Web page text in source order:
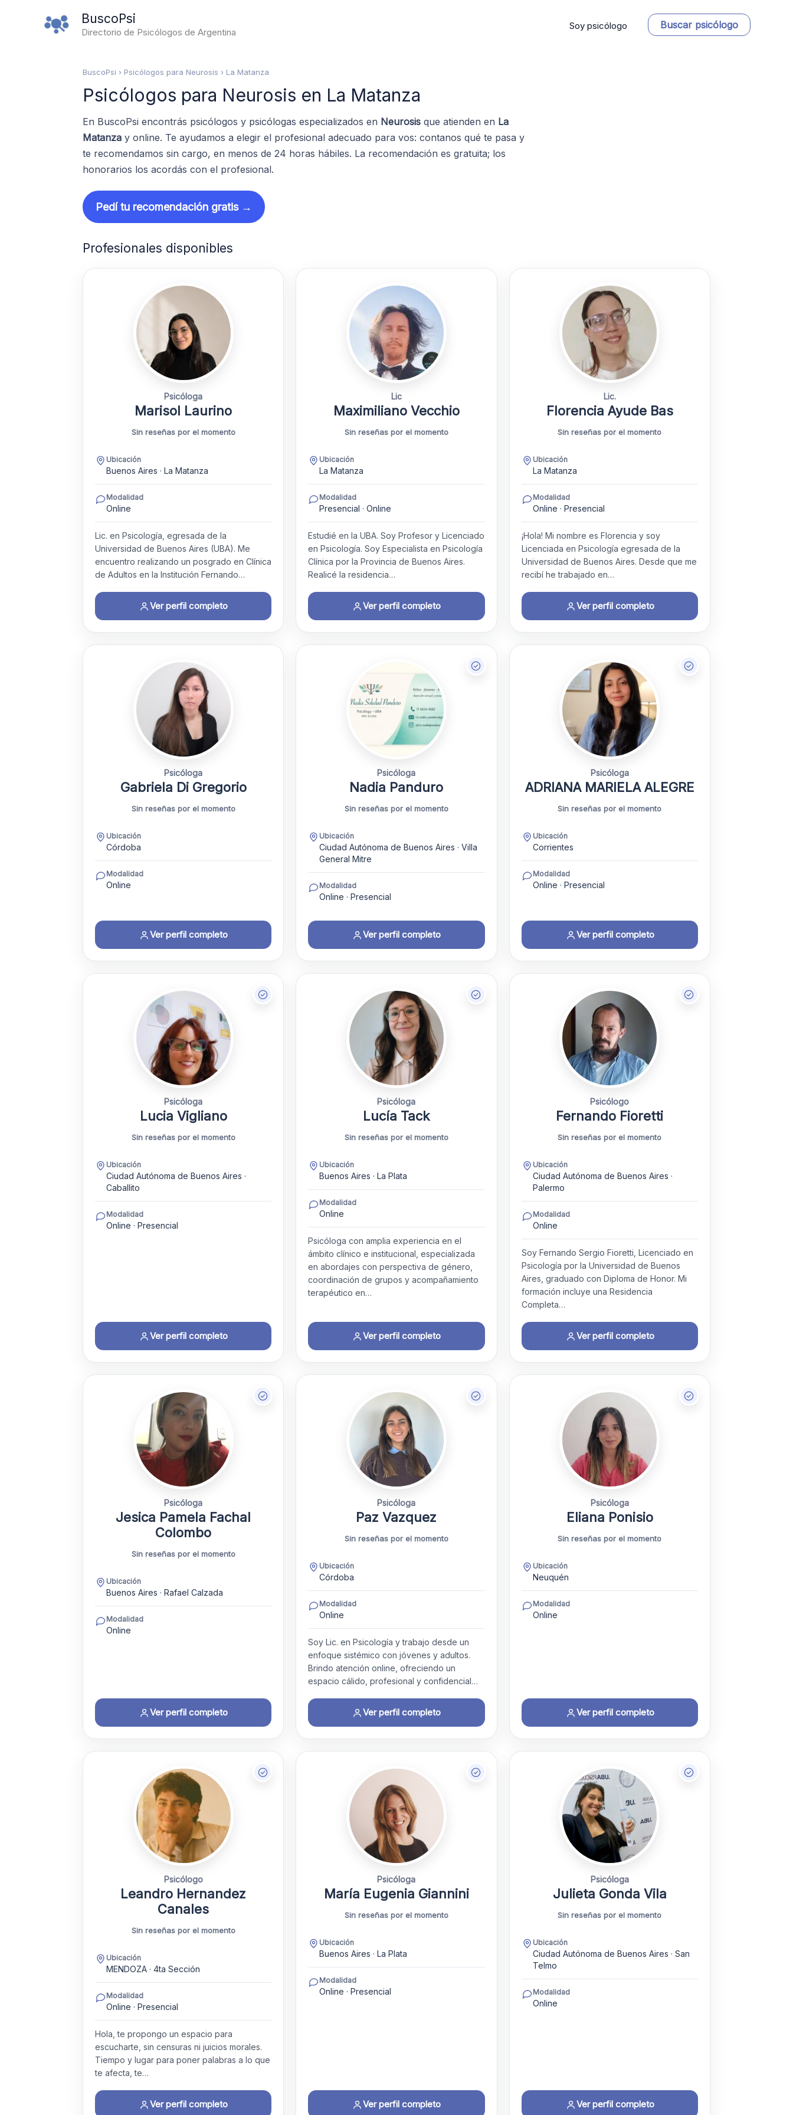
BuscoPsi
Directorio de Psicólogos de Argentina
Soy psicólogo Buscar psicólogo
BuscoPsi › Psicólogos para Neurosis › La Matanza
Psicólogos para Neurosis en La Matanza
En BuscoPsi encontrás psicólogos y psicólogas especializados en Neurosis que atienden en La
Matanza y online. Te ayudamos a elegir el profesional adecuado para vos: contanos qué te pasa y
te recomendamos sin cargo, en menos de 24 horas hábiles. La recomendación es gratuita; los
honorarios los acordás con el profesional.
Pedí tu recomendación gratis →
Profesionales disponibles
Psicóloga
Marisol Laurino
Sin reseñas por el momento
Ubicación
Buenos Aires · La Matanza
Modalidad
Online
Lic. en Psicología, egresada de la
Universidad de Buenos Aires (UBA). Me
encuentro realizando un posgrado en Clínica
de Adultos en la Institución Fernando…
Ver perfil completo
Lic
Maximiliano Vecchio
Sin reseñas por el momento
Ubicación
La Matanza
Modalidad
Presencial · Online
Estudié en la UBA. Soy Profesor y Licenciado
en Psicología. Soy Especialista en Psicología
Clínica por la Provincia de Buenos Aires.
Realicé la residencia…
Ver perfil completo
Lic.
Florencia Ayude Bas
Sin reseñas por el momento
Ubicación
La Matanza
Modalidad
Online · Presencial
¡Hola! Mi nombre es Florencia y soy
Licenciada en Psicología egresada de la
Universidad de Buenos Aires. Desde que me
recibí he trabajado en…
Ver perfil completo
Psicóloga
Gabriela Di Gregorio
Sin reseñas por el momento
Ubicación
Córdoba
Modalidad
Online
Ver perfil completo
Psicóloga
Nadia Panduro
Sin reseñas por el momento
Ubicación
Ciudad Autónoma de Buenos Aires · Villa
General Mitre
Modalidad
Online · Presencial
Ver perfil completo
Psicóloga
ADRIANA MARIELA ALEGRE
Sin reseñas por el momento
Ubicación
Corrientes
Modalidad
Online · Presencial
Ver perfil completo
Psicóloga
Lucia Vigliano
Sin reseñas por el momento
Ubicación
Ciudad Autónoma de Buenos Aires ·
Caballito
Modalidad
Online · Presencial
Ver perfil completo
Psicóloga
Lucía Tack
Sin reseñas por el momento
Ubicación
Buenos Aires · La Plata
Modalidad
Online
Psicóloga con amplia experiencia en el
ámbito clínico e institucional, especializada
en abordajes con perspectiva de género,
coordinación de grupos y acompañamiento
terapéutico en…
Ver perfil completo
Psicólogo
Fernando Fioretti
Sin reseñas por el momento
Ubicación
Ciudad Autónoma de Buenos Aires ·
Palermo
Modalidad
Online
Soy Fernando Sergio Fioretti, Licenciado en
Psicología por la Universidad de Buenos
Aires, graduado con Diploma de Honor. Mi
formación incluye una Residencia
Completa…
Ver perfil completo
Psicóloga
Jesica Pamela Fachal
Colombo
Sin reseñas por el momento
Ubicación
Buenos Aires · Rafael Calzada
Modalidad
Online
Ver perfil completo
Psicóloga
Paz Vazquez
Sin reseñas por el momento
Ubicación
Córdoba
Modalidad
Online
Soy Lic. en Psicología y trabajo desde un
enfoque sistémico con jóvenes y adultos.
Brindo atención online, ofreciendo un
espacio cálido, profesional y confidencial…
Ver perfil completo
Psicóloga
Eliana Ponisio
Sin reseñas por el momento
Ubicación
Neuquén
Modalidad
Online
Ver perfil completo
Psicólogo
Leandro Hernandez
Canales
Sin reseñas por el momento
Ubicación
MENDOZA · 4ta Sección
Modalidad
Online · Presencial
Hola, te propongo un espacio para
escucharte, sin censuras ni juicios morales.
Tiempo y lugar para poner palabras a lo que
te afecta, te…
Ver perfil completo
Psicóloga
María Eugenia Giannini
Sin reseñas por el momento
Ubicación
Buenos Aires · La Plata
Modalidad
Online · Presencial
Ver perfil completo
Psicóloga
Julieta Gonda Vila
Sin reseñas por el momento
Ubicación
Ciudad Autónoma de Buenos Aires · San
Telmo
Modalidad
Online
Ver perfil completo